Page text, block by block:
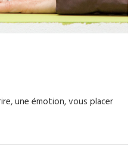
une émotion, vous placer